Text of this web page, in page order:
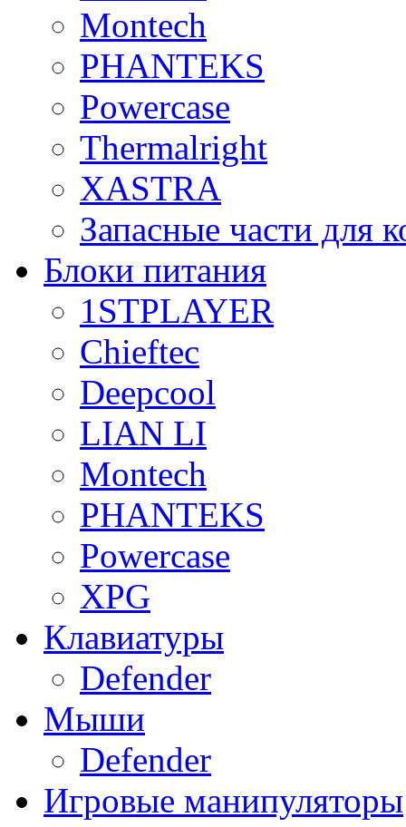
Montech
PHANTEKS
Powercase
Thermalright
XASTRA
Запасные части для
Блоки питания
1STPLAYER
Chieftec
Deepcool
LIAN LI
Montech
PHANTEKS
Powercase
XPG
Клавиатуры
Defender
Мыши
Defender
Игровые манипуляторы